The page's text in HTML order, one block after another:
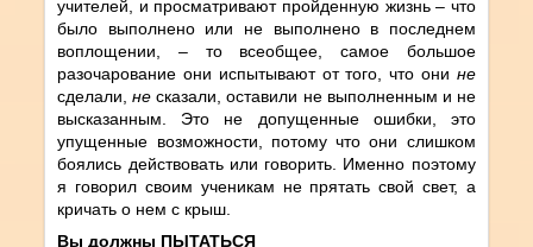
учителей, и просматривают пройденную жизнь – что
было выполнено или не выполнено в последнем
воплощении, – то всеобщее, самое большое
разочарование они испытывают от того, что они не
сделали,не сказали, оставили не выполненным и не
высказанным. Это не допущенные ошибки, это
упущенные возможности, потому что они слишком
боялись действовать или говорить. Именно поэтому
я говорил своим ученикам не прятать свой свет, а
кричать о нем с крыш.
Вы должны ПЫТАТЬСЯ